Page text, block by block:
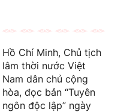
Hồ Chí Minh, Chủ tịch
lâm thời nước Việt
Nam dân chủ cộng
hòa, đọc bản “Tuyên
ngôn độc lập” ngày